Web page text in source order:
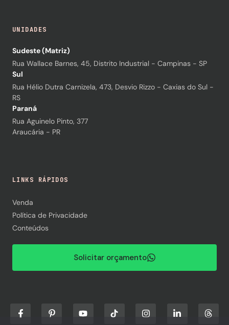
UNIDADES
Sudeste (Matriz)
Rua Wallace Barnes, 45, Distrito Industrial - Campinas - SP
Sul
Rua Hélio Dutra Carnizela, 473, Desvio Rizzo - Caxias do Sul -
RS
Paraná
Rua Aguinelo Pinto, 377
Araucária - PR
LINKS RÁPIDOS
Venda
Política de Privacidade
Conteúdos
Solicitar orçamento